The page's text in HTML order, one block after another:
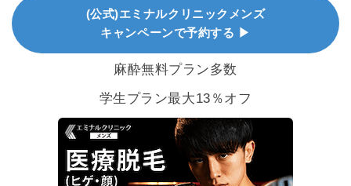
(公式)エミナルクリニックメンズ
キャンペーンで予約する ▶
麻酔無料プラン多数
学生プラン最大13％オフ